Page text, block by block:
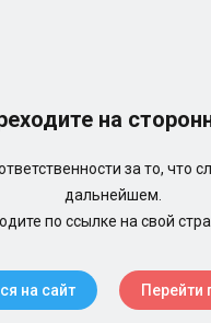
на
за то, что
дальнейшем.
по ссылке на свой
на сайт Перейти